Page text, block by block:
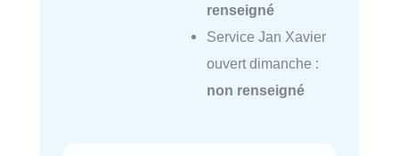
renseigné
Service Jan Xavier
ouvert dimanche :
non renseigné